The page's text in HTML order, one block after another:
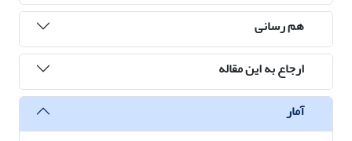
هم رسانی
ارجاع به این مقاله
آمار